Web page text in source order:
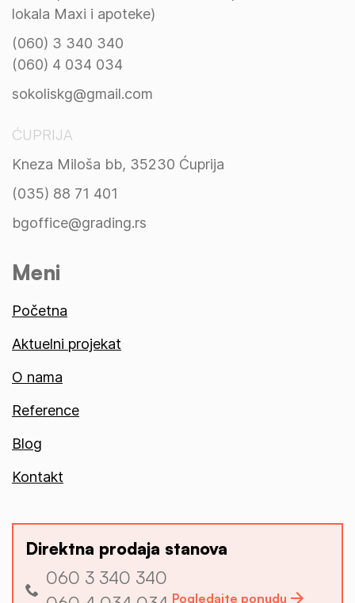
lokala Maxi i apoteke)
(060) 3 340 340
(060) 4 034 034
sokoliskg@gmail.com
ĆUPRIJA
Kneza Miloša bb, 35230 Ćuprija
(035) 88 71 401
bgoffice@grading.rs
Meni
Početna
Aktuelni projekat
O nama
Reference
Blog
Kontakt
Direktna prodaja stanova
060 3 340 340
Pogledajte ponudu